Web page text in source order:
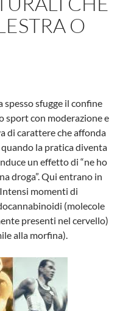
O
sfugge il confine
sport con moderazione e
di carattere che affonda
la pratica diventa
un effetto di “ne ho
droga”. Qui entrano in
momenti di
(molecole
presenti nel cervello)
alla morfina).